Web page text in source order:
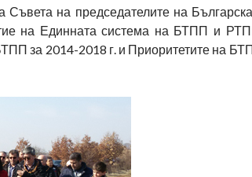
на председателите на
на Единната система на БТПП и
за 2014-2018 г. и Приоритетите на